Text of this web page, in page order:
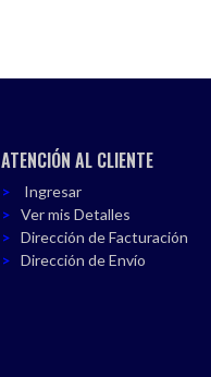
ATENCIÓN AL CLIENTE
Ingresar
Ver mis Detalles
Dirección de Facturación
Dirección de Envío